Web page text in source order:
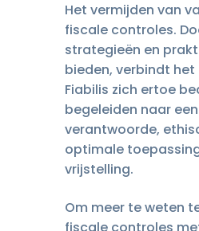
Het vermijden van
fiscale controles.
strategieën en
bieden, verbindt
Fiabilis zich ertoe
begeleiden naar een
verantwoorde,
optimale
vrijstelling.
Om meer te weten